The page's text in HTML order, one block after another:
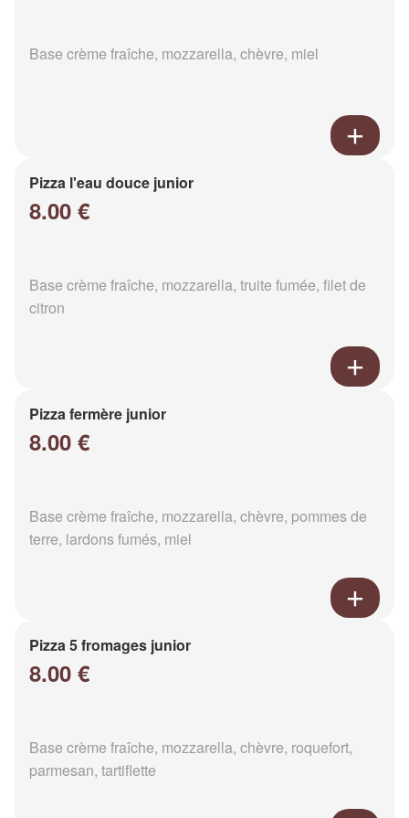
Base crème fraîche, mozzarella, chèvre, miel
Pizza l'eau douce junior
8.00 €
Base crème fraîche, mozzarella, truite fumée, filet de
citron
Pizza fermère junior
8.00 €
Base crème fraîche, mozzarella, chèvre, pommes de
terre, lardons fumés, miel
Pizza 5 fromages junior
8.00 €
Base crème fraîche, mozzarella, chèvre, roquefort,
parmesan, tartiflette